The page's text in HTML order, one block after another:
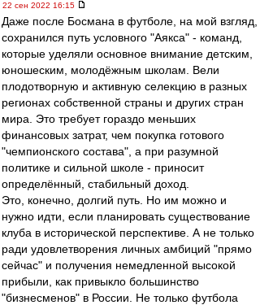
22 сен 2022 16:15
Даже после Босмана в футболе, на мой взгляд,
сохранился путь условного "Аякса" - команд,
которые уделяли основное внимание детским,
юношеским, молодёжным школам. Вели
плодотворную и активную селекцию в разных
регионах собственной страны и других стран
мира. Это требует гораздо меньших
финансовых затрат, чем покупка готового
"чемпионского состава", а при разумной
политике и сильной школе - приносит
определённый, стабильный доход.
Это, конечно, долгий путь. Но им можно и
нужно идти, если планировать существование
клуба в исторической перспективе. А не только
ради удовлетворения личных амбиций "прямо
сейчас" и получения немедленной высокой
прибыли, как привыкло большинство
"бизнесменов" в России. Не только футбола